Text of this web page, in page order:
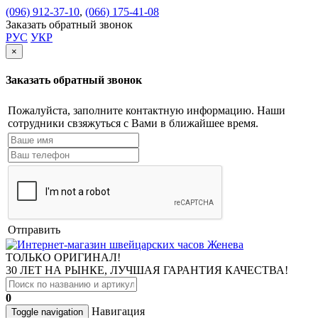
(096) 912-37-10, (066) 175-41-08
Заказать обратный звонок
РУС УКР
×
Заказать обратный звонок
Пожалуйста, заполните контактную информацию. Наши
сотрудники свзяжуться с Вами в ближайшее время.
Отправить
ТОЛЬКО ОРИГИНАЛ!
30 ЛЕТ НА РЫНКЕ, ЛУЧШАЯ ГАРАНТИЯ КАЧЕСТВА!
0
Toggle navigation Навигация